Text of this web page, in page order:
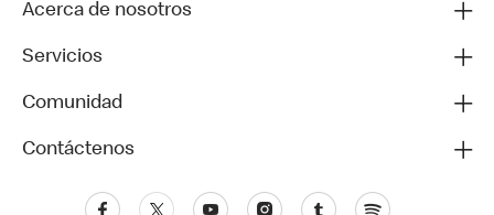
Acerca de nosotros
Servicios
Comunidad
Contáctenos